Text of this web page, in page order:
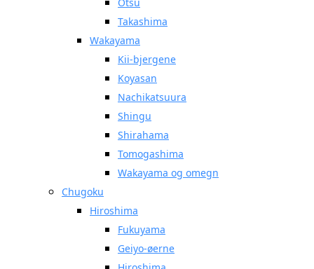
Takashima
Wakayama
Kii-bjergene
Koyasan
Nachikatsuura
Shingu
Shirahama
Tomogashima
Wakayama og omegn
Chugoku
Hiroshima
Fukuyama
Geiyo-øerne